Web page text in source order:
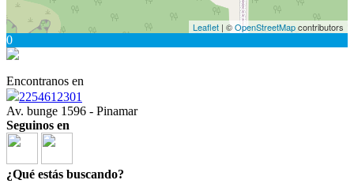
Leaflet | ©OpenStreetMapcontributors
0
Encontranos en
2254612301
Av. bunge 1596 - Pinamar
Seguinos en
¿Qué estás buscando?